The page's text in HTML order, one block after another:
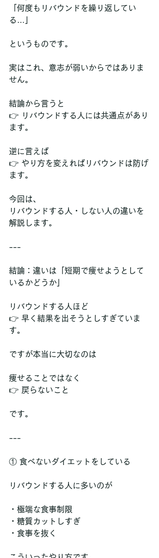
「何度もリバウンドを繰り返してい
る…」
というものです。
実はこれ、意志が弱いからではありま
せん。
結論から言うと
👉 リバウンドする人には共通点があり
ます。
逆に言えば
👉 やり方を変えればリバウンドは防げ
ます。
今回は、
リバウンドする人・しない人の違いを
解説します。
---
結論：違いは「短期で痩せようとして
いるかどうか」
リバウンドする人ほど
👉 早く結果を出そうとしすぎていま
す。
ですが本当に大切なのは
痩せることではなく
👉 戻らないこと
です。
---
① 食べないダイエットをしている
リバウンドする人に多いのが
・極端な食事制限
・糖質カットしすぎ
・食事を抜く